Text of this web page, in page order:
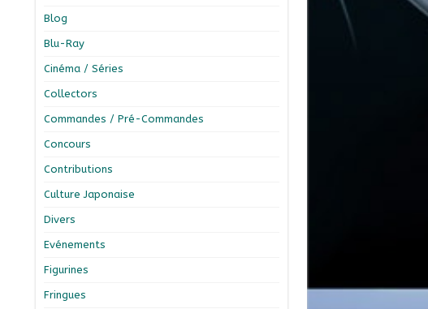
Blog
Blu-Ray
Cinéma / Séries
Collectors
Commandes / Pré-Commandes
Concours
Contributions
Culture Japonaise
Divers
Evénements
Figurines
Fringues